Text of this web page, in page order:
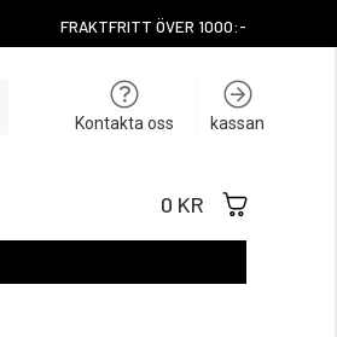
FRAKTFRITT ÖVER 1000:-
Kontakta oss kassan
0 KR